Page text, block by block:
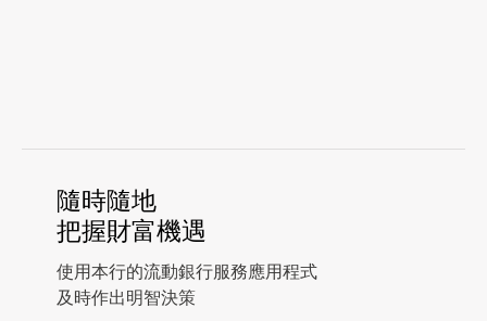
隨時隨地
把握財富機遇
使用本行的流動銀行服務應用程式
及時作出明智決策